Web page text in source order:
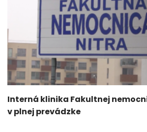
Interná klinika Fakultnej
v plnej prevádzke